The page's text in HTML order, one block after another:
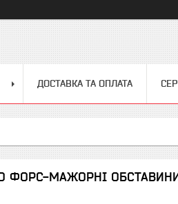
ДОСТАВКА ТА ОПЛАТА
ФОРС-МАЖОРНІ